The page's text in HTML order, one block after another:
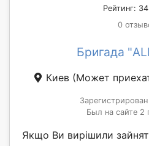
Рейтинг:
0
Бригада
Киев (Может
Был на сайте 2
Якщо Ви вирішили